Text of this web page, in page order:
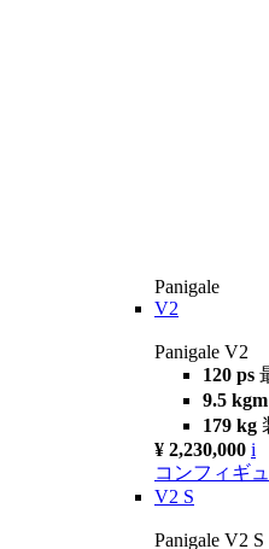
Panigale
V2
Panigale V2
120 ps
9.5 kgm
179 kg
¥ 2,230,000 i
コンフィギ
V2 S
Panigale V2 S